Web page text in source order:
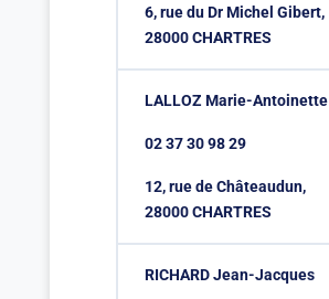
6, rue du Dr Michel Gibert,
28000 CHARTRES
LALLOZ Marie-Antoinette
02 37 30 98 29
12, rue de Châteaudun,
28000 CHARTRES
RICHARD Jean-Jacques